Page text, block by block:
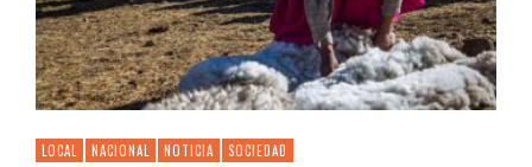
LOCAL NACIONAL NOTICIA SOCIEDAD